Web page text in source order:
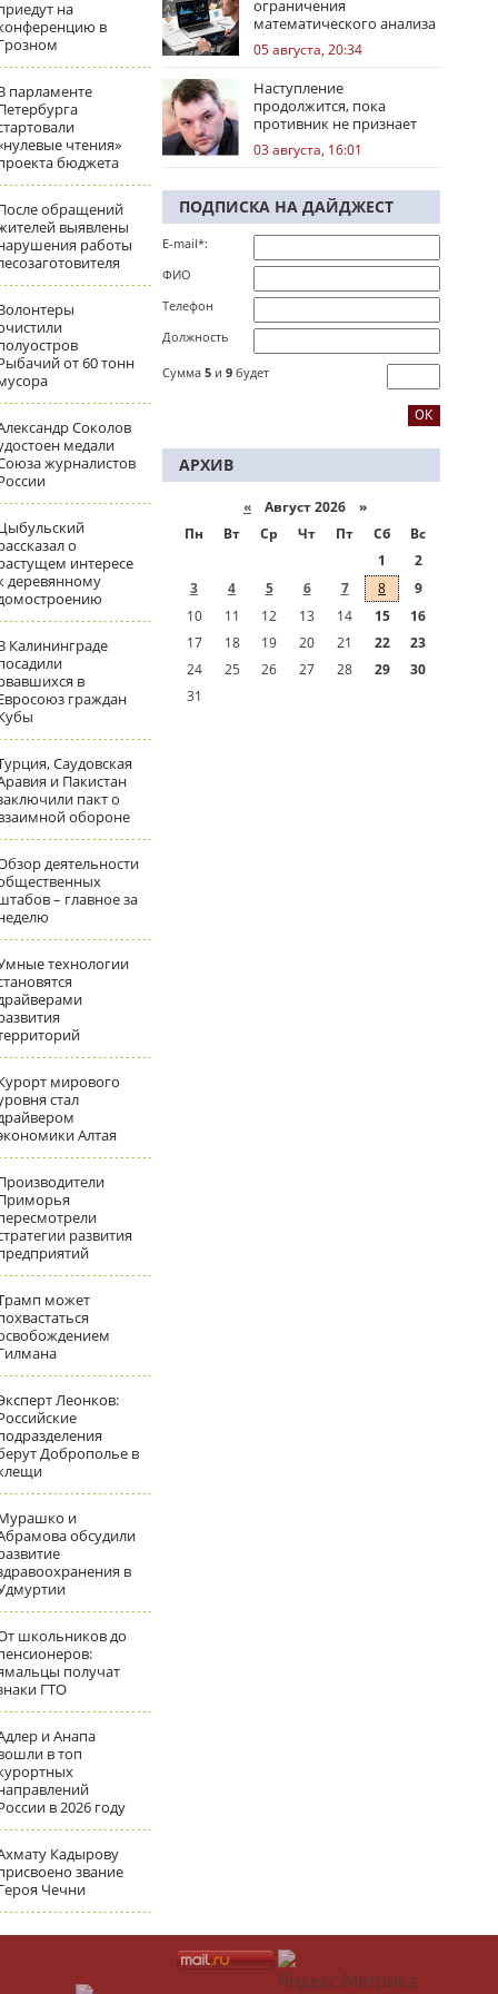
на
в
парламенте
чтения»
бюджета
обращений
выявлены
работы
от 60 тонн
Соколов
медали
журналистов
о
интересе
деревянному
Калининграде
в
граждан
Саудовская
и Пакистан
пакт о
обороне
деятельности
– главное за
технологии
мирового
стал
Алтая
развития
может
Леонков:
Доброполье в
и
обсудили
в
школьников до
получат
ГТО
и Анапа
в топ
в 2026 году
Кадырову
звание
Чечни
ограничения
математического анализа
избирательных кампаний
05 августа, 20:34
Наступление
продолжится, пока
противник не признает
стратегическое
поражение
03 августа, 16:01
ПОДПИСКА НА ДАЙДЖЕСТ
E-mail*:
ФИО
Телефон
Должность
Сумма 5 и 9 будет
АРХИВ
« Август 2026 »
Пн
Вт Ср Чт Пт Сб
Вс
1
2
3
4 5 6 7 8
9
10
11 12 13 14 15
16
17
18 19 20 21 22
23
24
25 26 27 28 29
30
31